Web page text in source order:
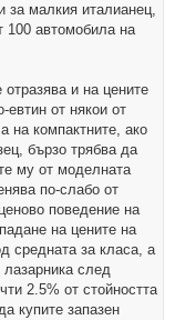
за малкия италианец,
100 автомобила на
и на цените
от някои от
на компактните, ако
бързо трябва да
му от моделната
по-слабо от
поведение на
на цените на
средната за класа, а
след
2.5% от стойността
купите запазен